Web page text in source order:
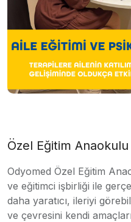
Özel Eğitim Anaokulu
Odyomed Özel Eğitim
ve eğitimci işbirliği ile
daha yaratıcı, ileriyi
ve çevresini kendi